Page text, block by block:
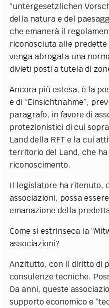
“untergesetzlichen
della natura e del
che emanerà il
riconosciuta alle
venga abrogata una
divieti posti a tutela di
Ancora più estesa, è la
e di “Einsichtnahme”,
paragrafo, in favore di
protezionistici di cui
Land della RFT e la cui
territorio del Land, che
riconoscimento.
Il legislatore ha ritenuto,
associazioni, possa
emanazione della
Come si estrinseca la
associazioni?
Anzitutto, con il diritto di
consulenze tecniche.
Da anni, queste
supporto economico e